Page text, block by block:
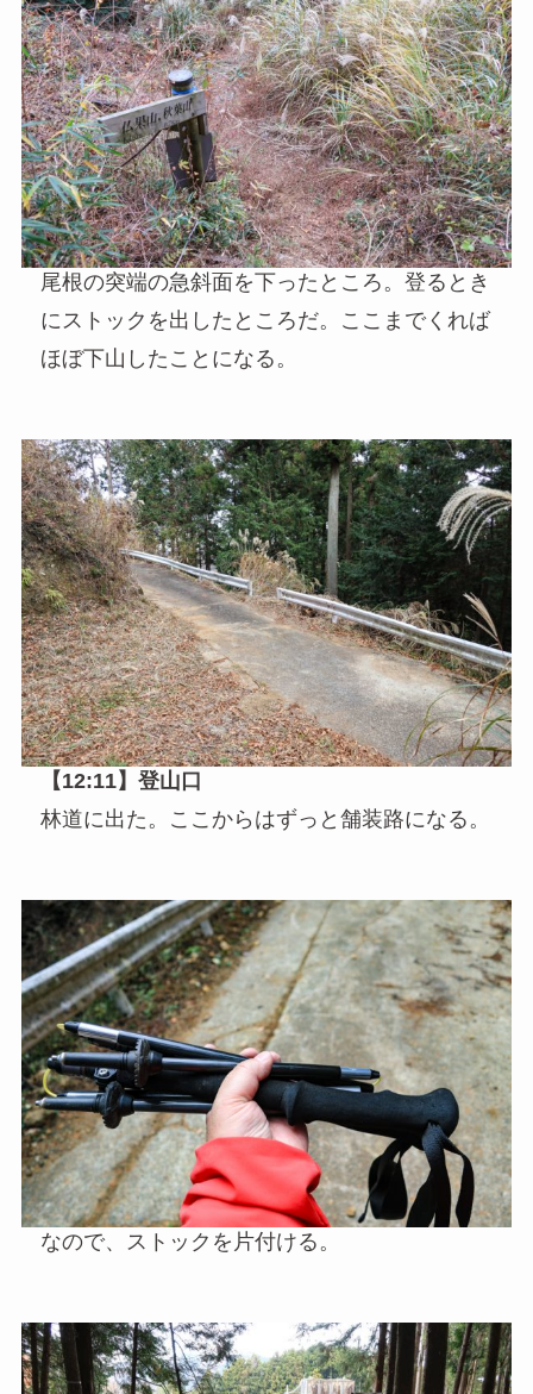
尾根の突端の急斜面を下ったところ。登るとき
にストックを出したところだ。ここまでくれば
ほぼ下山したことになる。
【12:11】登山口
林道に出た。ここからはずっと舗装路になる。
なので、ストックを片付ける。